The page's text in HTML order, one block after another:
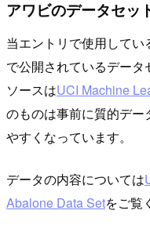
アワビのデータセッ
当エントリで使用して
で公開されているデー
ソースはUCI Machine
のものは事前に質的デ
やすくなっています。
データの内容については
Abalone Data Setをご覧